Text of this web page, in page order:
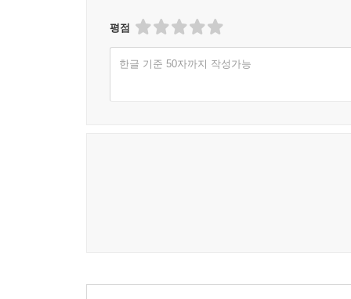
평점
한글 기준 50자까지 작성가능